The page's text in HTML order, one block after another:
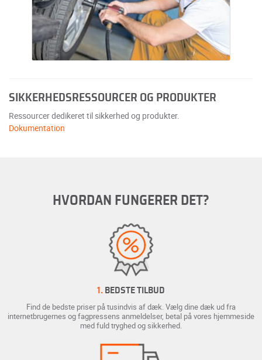
SIKKERHEDSRESSOURCER OG PRODUKTER
Ressourcer dedikeret til sikkerhed og produkter.
Dokumentation
HVORDAN FUNGERER DET?
1. BEDSTE TILBUD
Find de bedste priser på tusindvis af dæk. Vælg dine dæk ud fra
internetbrugernes og fagpressens anmeldelser, betal på vores hjemmeside
med fuld tryghed og sikkerhed.